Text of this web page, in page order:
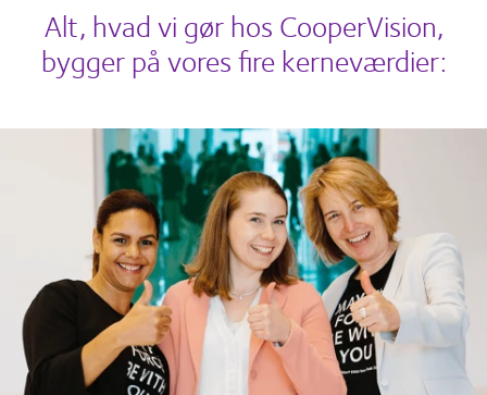
Alt, hvad vi gør hos CooperVision,
bygger på vores fire kerneværdier: